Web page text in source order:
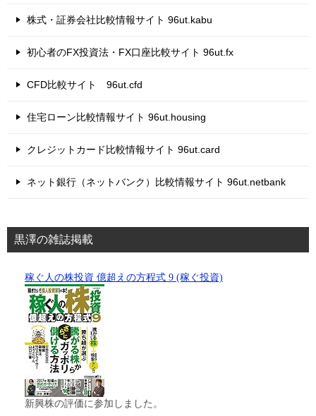
株式・証券会社比較情報サイト 96ut.kabu
初心者のFX投資法・FX口座比較サイト 96ut.fx
CFD比較サイト 96ut.cfd
住宅ローン比較情報サイト 96ut.housing
クレジットカード比較情報サイト 96ut.card
ネット銀行（ネットバンク）比較情報サイト 96ut.netbank
黒澤の雑誌掲載
稼ぐ人の株投資 億超えの方程式 9 (稼ぐ投資)
新興株の評価に参加しました。